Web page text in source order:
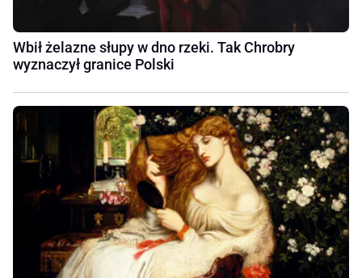
Wbił żelazne słupy w dno rzeki. Tak Chrobry
wyznaczył granice Polski